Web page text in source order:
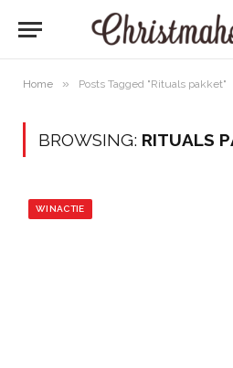
Home » Posts Tagged "Rituals pakket"
BROWSING: RITUALS
WINACTIE